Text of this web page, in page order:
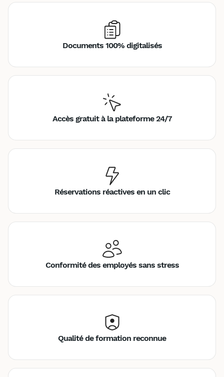
Documents 100% digitalisés
Accès gratuit à la plateforme 24/7
Réservations réactives en un clic
Conformité des employés sans stress
Qualité de formation reconnue